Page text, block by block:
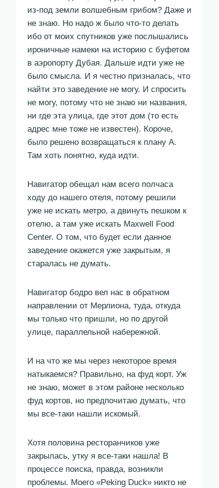
из-под земли волшебным грибом? Даже и
не знаю. Но надо ж было что-то делать
ибо от моих спутников уже послышались
ироничные намеки на историю с буфетом
в аэропорту Дубая. Дальше идти уже не
было смысла. И я честно призналась, что
найти это заведение не могу. И спросить
не могу, потому что не знаю ни названия,
ни где эта улица, где этот дом (то есть
адрес мне тоже не известен). Короче,
было решено возвращаться к плану А.
Там хоть понятно, куда идти.
Навигатор обещал нам всего полчаса
ходу до нашего отеля, потому решили
уже не искать метро, а двинуть пешком к
отелю, а там уже искать Maxwell Food
Center. О том, что будет если данное
заведение окажется уже закрытым, я
старалась не думать.
Навигатор бодро вел нас в обратном
направлении от Мерлиона, туда, откуда
мы только что пришли, но по другой
улице, параллельной набережной.
И на что же мы через некоторое время
натыкаемся? Правильно, на фуд корт. Уж
не знаю, может в этом районе несколько
фуд кортов, но предпочитаю думать, что
мы все-таки нашли искомый.
Хотя половина ресторанчиков уже
закрылась, утку я все-таки нашла! В
процессе поиска, правда, возникли
проблемы. Моего «Peking Duck» никто не